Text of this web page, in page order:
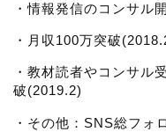
・情報発信のコンサル
・月収100万突破
・教材読者やコンサル
破(2019.2)
・その他：SNS総フォ